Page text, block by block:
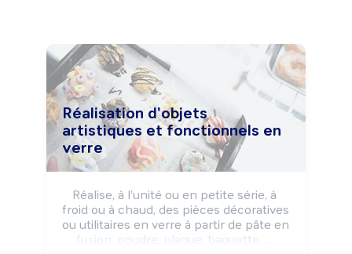
Réalisation d'objets
artistiques et fonctionnels en
verre
Réalise, à l'unité ou en petite série, à
froid ou à chaud, des pièces décoratives
ou utilitaires en verre à partir de pâte en
fusion, poudre, plaque, baguette, ...